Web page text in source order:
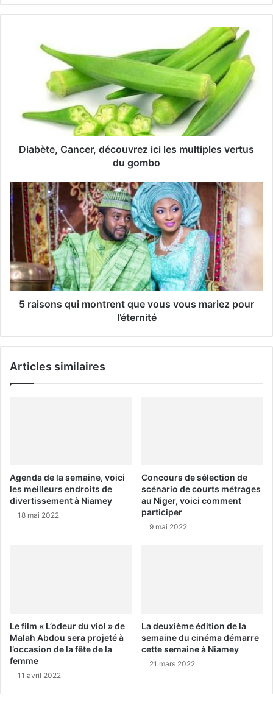
z
m
a
Diabète, Cancer, découvrez ici les multiples vertus
du gombo
5 raisons qui montrent que vous vous mariez pour
l’éternité
Articles similaires
Agenda de la semaine, voici
les meilleurs endroits de
divertissement à Niamey
18 mai 2022
Concours de sélection de
scénario de courts métrages
au Niger, voici comment
participer
9 mai 2022
Le film « L’odeur du viol » de
Malah Abdou sera projeté à
l’occasion de la fête de la
femme
11 avril 2022
La deuxième édition de la
semaine du cinéma démarre
cette semaine à Niamey
21 mars 2022